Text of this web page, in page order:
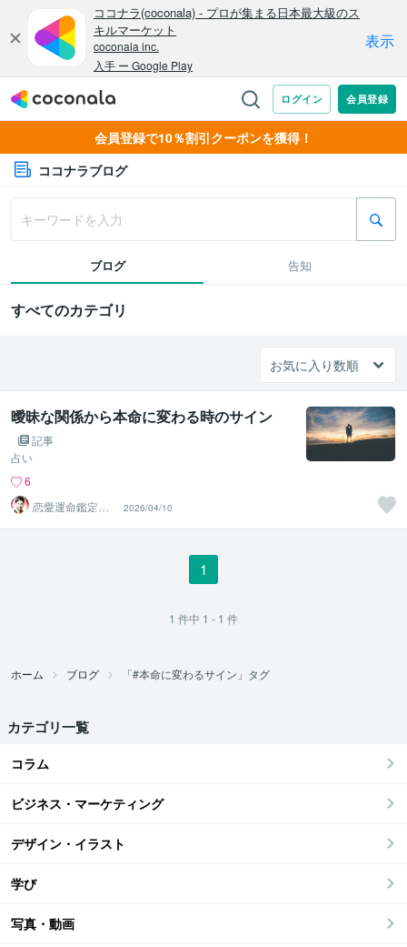
会員登録で10％割引クーポンを獲得！
ココナラブログ
ブログ 告知
すべてのカテゴリ
曖昧な関係から本命に変わる時のサイン
記事
占い
6
恋愛運命鑑定士
光輝｜洞察タロ
ット✨️
2026/04/10
1
1 件中 1 - 1 件
ホーム ブログ 「#本命に変わるサイン」タグ
カテゴリ一覧
コラム
ビジネス・マーケティング
デザイン・イラスト
学び
写真・動画